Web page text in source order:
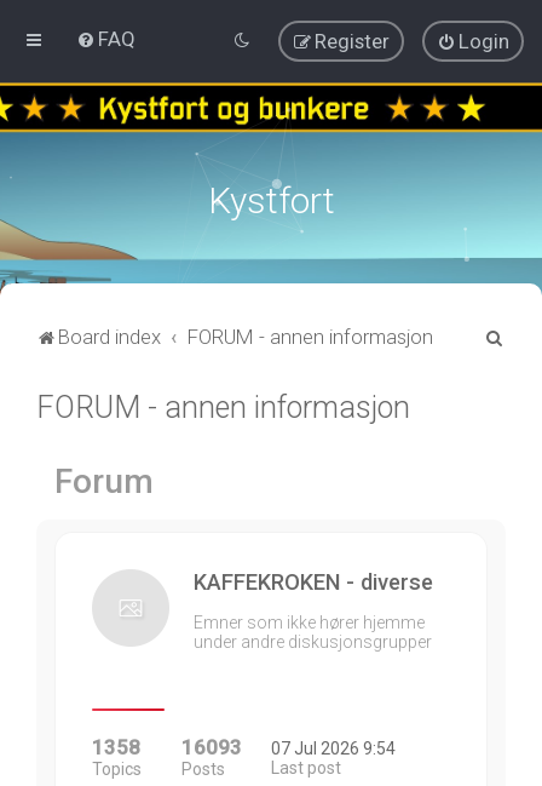
FAQ Login
Register
Kystfort
Board index FORUM - annen informasjon
FORUM - annen informasjon
Forum
KAFFEKROKEN - diverse
Emner som ikke hører hjemme
under andre diskusjonsgrupper
1358
Topics
16093
Posts
07 Jul 2026 9:54
Last post